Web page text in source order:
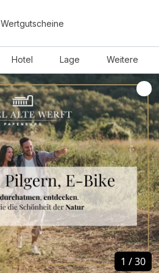
Wertgutscheine
Hotel Lage Weitere
1 /30
1 /30